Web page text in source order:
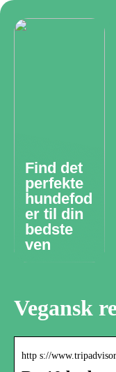
Find det
perfekte
hundefod
er til din
bedste
ven
Vegansk
http s://